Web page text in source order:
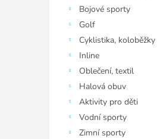
Bojové sporty
Golf
Cyklistika, koloběžky
Inline
Oblečení, textil
Halová obuv
Aktivity pro děti
Vodní sporty
Zimní sporty